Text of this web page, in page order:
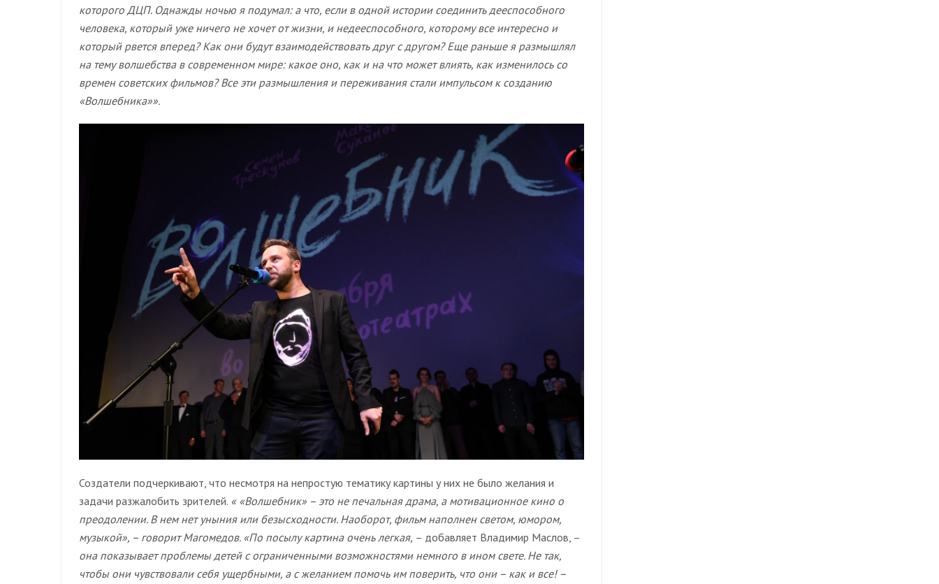
которого ДЦП. Однажды ночью я подумал: а что, если в одной истории соединить дееспособного
человека, который уже ничего не хочет от жизни, и недееспособного, которому все интересно и
который рвется вперед? Как они будут взаимодействовать друг с другом? Еще раньше я размышлял
на тему волшебства в современном мире: какое оно, как и на что может влиять, как изменилось со
времен советских фильмов? Все эти размышления и переживания стали импульсом к созданию
«Волшебника»».
Создатели подчеркивают, что несмотря на непростую тематику картины у них не было желания и
задачи разжалобить зрителей. « «Волшебник» – это не печальная драма, а мотивационное кино о
преодолении. В нем нет уныния или безысходности. Наоборот, фильм наполнен светом, юмором,
музыкой», – говорит Магомедов. «По посылу картина очень легкая, – добавляет Владимир Маслов, –
она показывает проблемы детей с ограниченными возможностями немного в ином свете. Не так,
чтобы они чувствовали себя ущербными, а с желанием помочь им поверить, что они – как и все! –